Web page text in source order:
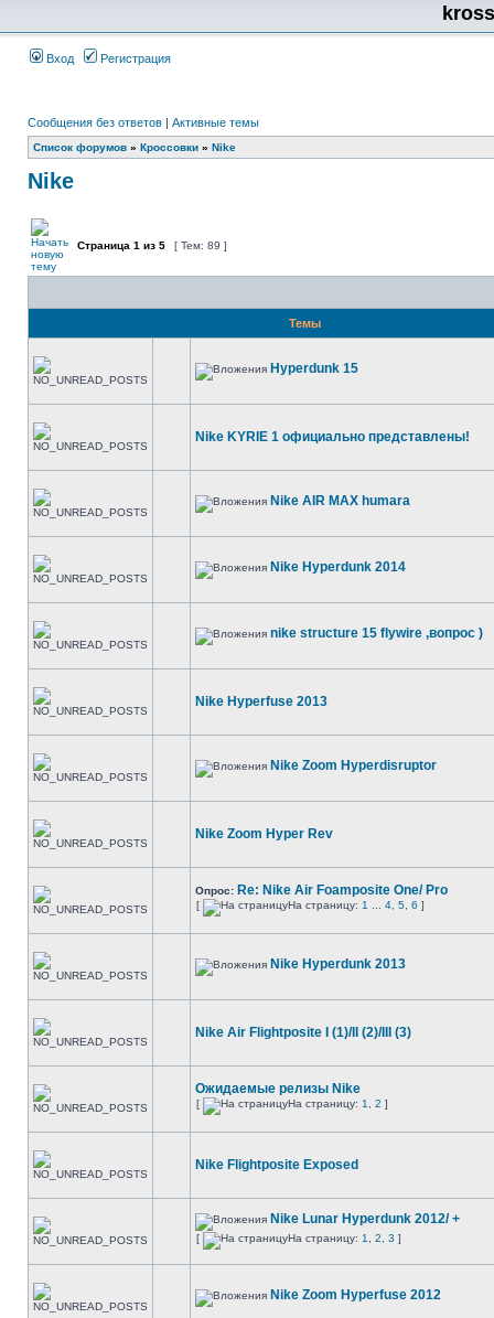
Вход Регистрация
Сообщения без ответов | Активные темы
Список форумов » Кроссовки » Nike
Nike
Страница 1 из 5 [ Тем: 89 ]
Темы
Hyperdunk 15
Nike KYRIE 1 официально представлены!
Nike AIR MAX humara
Nike Hyperdunk 2014
nike structure 15 flywire ,вопрос )
Nike Hyperfuse 2013
Nike Zoom Hyperdisruptor
Nike Zoom Hyper Rev
Опрос: Re: Nike Air Foamposite One/ Pro
[ На страницу: 1 4 5 6 ]
Nike Hyperdunk 2013
Nike Air Flightposite I (1)/II (2)/III (3)
Ожидаемые релизы Nike
[ На страницу: 1 2 ]
Nike Flightposite Exposed
Nike Lunar Hyperdunk 2012/ +
[ На страницу: 1 2 3 ]
Nike Zoom Hyperfuse 2012